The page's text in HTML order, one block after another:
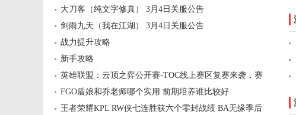
大刀客（纯文字修真） 3月4日关服公告
剑雨九天（我在江湖） 3月4日关服公告
战力提升攻略
新手攻略
英雄联盟：云顶之弈公开赛-TOC线上赛区复赛来袭，赛
制全方位解析!
FGO盾娘和乔老师哪个实用 前期培养谁比较好
王者荣耀KPL RW侠七连胜获六个零封战绩 BA无缘季后